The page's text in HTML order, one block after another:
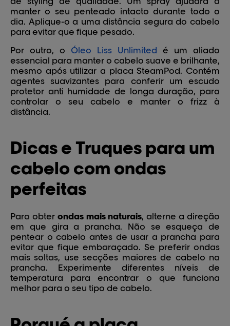
manter o seu penteado intacto durante todo o
dia. Aplique-o a uma distância segura do cabelo
para evitar que fique pesado.
Por outro, o Óleo Liss Unlimited é um aliado
essencial para manter o cabelo suave e brilhante,
mesmo após utilizar a placa SteamPod. Contém
agentes suavizantes para conferir um escudo
protetor anti humidade de longa duração, para
controlar o seu cabelo e manter o frizz à
distância.
Dicas e Truques para um
cabelo com ondas
perfeitas
Para obter ondas mais naturais, alterne a direção
em que gira a prancha. Não se esqueça de
pentear o cabelo antes de usar a prancha para
evitar que fique embaraçado. Se preferir ondas
mais soltas, use secções maiores de cabelo na
prancha. Experimente diferentes níveis de
temperatura para encontrar o que funciona
melhor para o seu tipo de cabelo.